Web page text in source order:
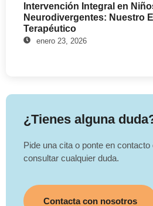
Intervención Integral en
Neurodivergentes: Nuestro
Terapéutico
enero 23, 2026
¿Tienes alguna
Pide una cita o ponte en
consultar cualquier duda.
Contacta con nosotros